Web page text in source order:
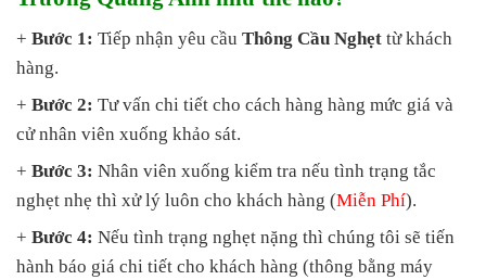
+ Bước 1: Tiếp nhận yêu cầu Thông Cầu Nghẹt từ khách
hàng.
+ Bước 2: Tư vấn chi tiết cho cách hàng hàng mức giá và
cử nhân viên xuống khảo sát.
+ Bước 3: Nhân viên xuống kiểm tra nếu tình trạng tắc
nghẹt nhẹ thì xử lý luôn cho khách hàng (Miễn Phí).
+ Bước 4: Nếu tình trạng nghẹt nặng thì chúng tôi sẽ tiến
hành báo giá chi tiết cho khách hàng (thông bằng máy